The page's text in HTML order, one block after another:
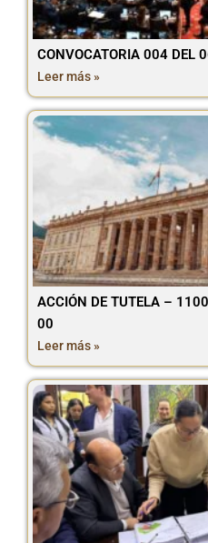
CONVOCATORIA 004 DEL
Leer más »
ACCIÓN DE TUTELA –
00
Leer más »